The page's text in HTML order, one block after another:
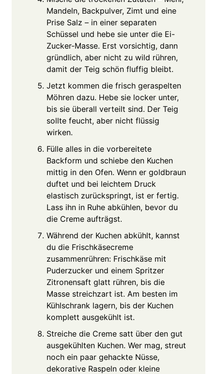
Mandeln, Backpulver, Zimt und eine
Prise Salz – in einer separaten
Schüssel und hebe sie unter die Ei-
Zucker-Masse. Erst vorsichtig, dann
gründlich, aber nicht zu wild rühren,
damit der Teig schön fluffig bleibt.
Jetzt kommen die frisch geraspelten
Möhren dazu. Hebe sie locker unter,
bis sie überall verteilt sind. Der Teig
sollte feucht, aber nicht flüssig
wirken.
Fülle alles in die vorbereitete
Backform und schiebe den Kuchen
mittig in den Ofen. Wenn er goldbraun
duftet und bei leichtem Druck
elastisch zurückspringt, ist er fertig.
Lass ihn in Ruhe abkühlen, bevor du
die Creme aufträgst.
Während der Kuchen abkühlt, kannst
du die Frischkäsecreme
zusammenrühren: Frischkäse mit
Puderzucker und einem Spritzer
Zitronensaft glatt rühren, bis die
Masse streichzart ist. Am besten im
Kühlschrank lagern, bis der Kuchen
komplett ausgekühlt ist.
Streiche die Creme satt über den gut
ausgekühlten Kuchen. Wer mag, streut
noch ein paar gehackte Nüsse,
dekorative Raspeln oder kleine